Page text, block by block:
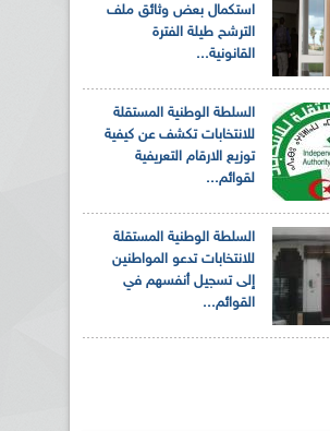
استكمال بعض وثائق ملف
الترشح طيلة الفترة
القانونية...
السلطة الوطنية المستقلة
للانتخابات تكشف عن كيفية
توزيع الارقام التعريفية
لقوائم...
السلطة الوطنية المستقلة
للانتخابات تدعو المواطنين
إلى تسجيل أنفسهم في
القوائم...